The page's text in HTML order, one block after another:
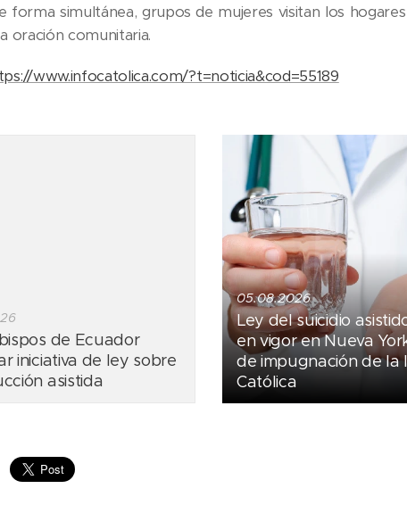
forma simultánea, grupos de mujeres visitan los
oración comunitaria.
www.infocatolica.com/?t=noticia&cod=55189
de Ecuador
iniciativa de ley sobre
asistida
05.08.2026
Ley del suicidio
en vigor en Nueva
de impugnación de la
Católica